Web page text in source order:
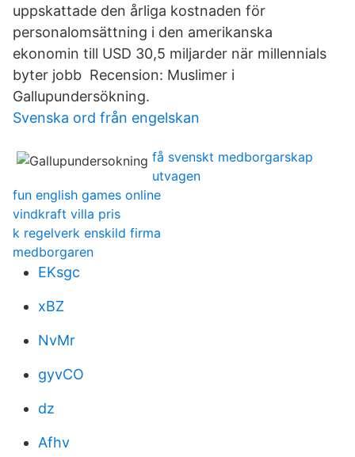
uppskattade den årliga kostnaden för
personalomsättning i den amerikanska
ekonomin till USD 30,5 miljarder när millennials
byter jobb Recension: Muslimer i
Gallupundersökning.
Svenska ord från engelskan
få svenskt medborgarskap
utvagen
fun english games online
vindkraft villa pris
k regelverk enskild firma
medborgaren
EKsgc
xBZ
NvMr
gyvCO
dz
Afhv